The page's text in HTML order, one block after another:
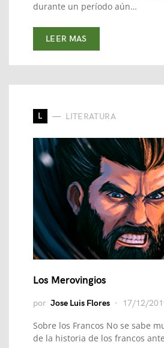
durante un período aún…
LEER MAS
L LITERATURA
Los Merovingios
por Jose Luis Flores 17/12/
Sobre los Francos No se sabe
de la historia de los francos